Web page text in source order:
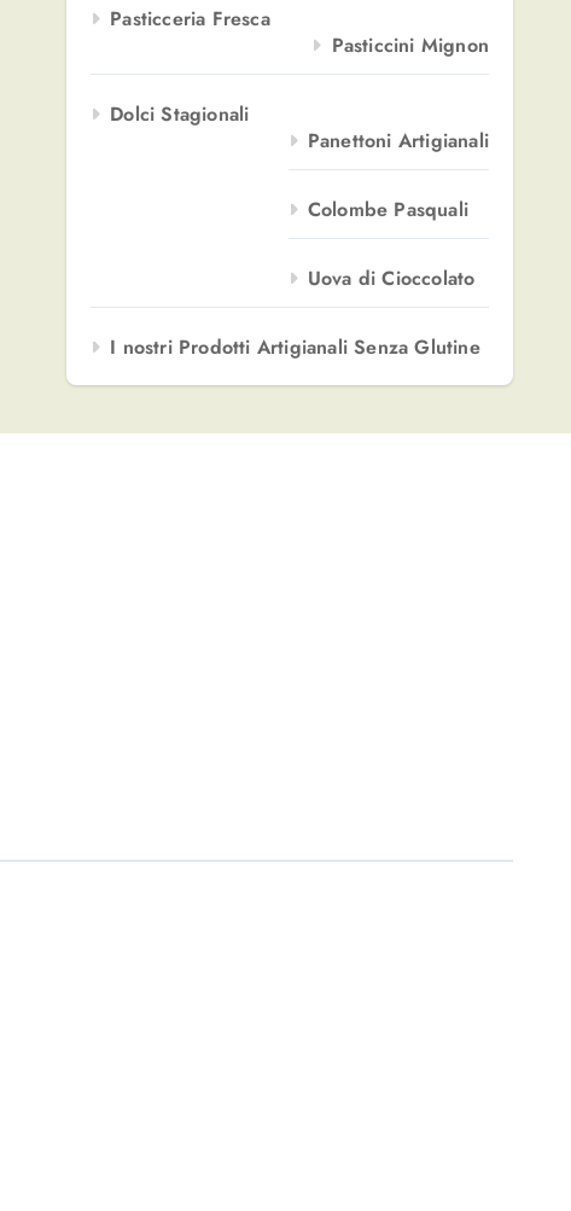
Pasticceria Fresca
Pasticcini Mignon
Dolci Stagionali
Panettoni Artigianali
Colombe Pasquali
Uova di Cioccolato
I nostri Prodotti Artigianali Senza Glutine